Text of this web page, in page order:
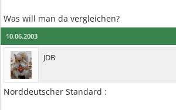
Was will man da vergleichen?
10.06.2003
JDB
Norddeutscher Standard :